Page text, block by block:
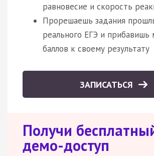
равновесие и скорость
Прорешаешь задания
реального ЕГЭ и прибавишь
баллов к своему результату
ЗАПИСАТЬСЯ
Получи
демо-доступ